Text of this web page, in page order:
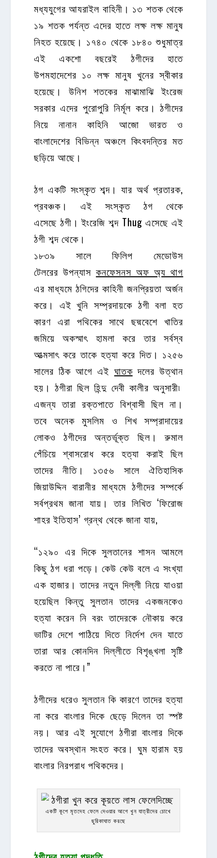
মধ্যযুগের আযরাইল বাহিনী। ১৩ শতক থেকে
১৯ শতক পর্যন্ত এদের হাতে লক্ষ লক্ষ মানুষ
নিহত হয়েছে। ১৭৪০ থেকে ১৮৪০ শুধুমাত্র
এই একশো বছরেই ঠগীদের হাতে
উপমহাদেশের ১০ লক্ষ মানুষ খুনের স্বীকার
হয়েছে। উনিশ শতকের মাঝামাঝি ইংরেজ
সরকার এদের পুরোপুরি নির্মূল করে। ঠগীদের
নিয়ে নানান কাহিনি আজো ভারত ও
বাংলাদেশের বিভিন্ন অঞ্চলে কিংবদন্তির মত
ছড়িয়ে আছে।
ঠগ একটি সংস্কৃত শব্দ। যার অর্থ প্রতারক,
প্রবঞ্চক। এই সংস্কৃত ঠগ থেকে
এসেছে ঠগী। ইংরেজি শব্দ Thug এসেছে এই
ঠগী শব্দ থেকে।
১৮৩৯ সালেফিলিপ মেডোউস
টেলরের উপন্যাস কনফেসনস অফ অ্য থাগ
এর মাধ্যমে ঠগিদের কাহিনী জনপ্রিয়তা অর্জন
করে। এই খুনি সম্প্রদায়কে ঠগী বলা হত
কারণ এরা পথিকের সাথে ছদ্মবেশে খাতির
জমিয়ে অকস্মাৎ হামলা করে তার সর্বস্ব
আত্মসাৎ করে তাকে হত্যা করে দিত। ১২৫৬
সালের ঠিক আগে এই ঘাতকদলের উত্থান
হয়। ঠগীরা ছিল হিন্দু দেবী কালীর অনুসারী৷
এজন্য তারা রক্তপাতে বিশ্বাসী ছিল না।
তবে অনেক মুসলিম ও শিখ সম্প্রাদায়ের
লোকও ঠগীদের অন্তর্ভূক্ত ছিল। রুমাল
পেঁচিয়ে শ্বাসরোধ করে হত্যা করাই ছিল
তাদের নীতি। ১৩৫৬ সালে ঐতিহাসিক
জিয়াউদ্দিন বারানীর মাধ্যমে ঠগীদের সম্পর্কে
সর্বপ্রথম জানা যায়। তার লিখিত ‘ফিরোজ
শাহর ইতিহাস’ গ্রন্থ থেকে জানা যায়,
“১২৯০ এর দিকে সুলতানের শাসন আমলে
কিছু ঠগ ধরা পড়ে। কেউ কেউ বলে এ সংখ্যা
এক হাজার। তাদের নতুন দিল্লী নিয়ে যাওয়া
হয়েছিল কিন্তু সুলতান তাদের একজনকেও
হত্যা করেন নি বরং তাদেরকে নৌকায় করে
ভাটির দেশে পাঠিয়ে দিতে নির্দেশ দেন যাতে
তারা আর কোনদিন দিল্লীতে বিশৃঙ্খলা সৃষ্টি
করতে না পারে।”
ঠগীদের ধরেও সুলতান কি কারণে তাদের হত্যা
না করে বাংলার দিকে ছেড়ে দিলেন তা স্পষ্ট
নয়। আর এই সুযোগে ঠগীরা বাংলার দিকে
তাদের অবস্থান সংহত করে। ঘুম হারাম হয়
বাংলার নিরপরাধ পথিকদের।
একটি কূপে মৃতদেহ ফেলে দেওয়ার আগে খুন যাত্রীদের চোখে
ছুরিকাঘাত করছে